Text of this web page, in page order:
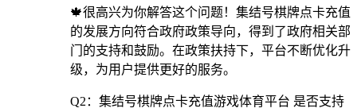
🍁很高兴为你解答这个问题！集结号棋牌点卡充值
的发展方向符合政府政策导向，得到了政府相关部
门的支持和鼓励。在政策扶持下，平台不断优化升
级，为用户提供更好的服务。
Q2：集结号棋牌点卡充值游戏体育平台 是否支持